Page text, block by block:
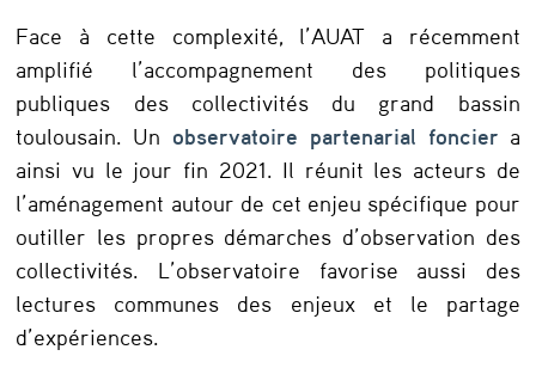
r
e
n
s
o
u
t
i
Face à cette complexité, l’AUAT a récemment
amplifié l’accompagnement des politiques
publiques des collectivités du grand bassin
toulousain. Un observatoire partenarial foncier a
ainsi vu le jour fin 2021. Il réunit les acteurs de
l’aménagement autour de cet enjeu spécifique pour
outiller les propres démarches d’observation des
collectivités. L’observatoire favorise aussi des
lectures communes des enjeux et le partage
d’expériences.